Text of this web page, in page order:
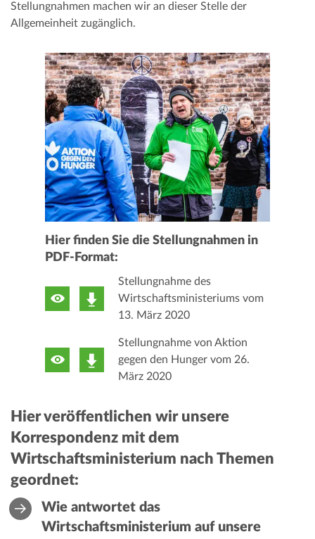
Stellungnahmen machen wir an dieser Stelle der
Allgemeinheit zugänglich.
Hier finden Sie die Stellungnahmen in
PDF-Format:
Stellungnahme des
Wirtschaftsministeriums vom
13. März 2020
Stellungnahme von Aktion
gegen den Hunger vom 26.
März 2020
Hier veröffentlichen wir unsere
Korrespondenz mit dem
Wirtschaftsministerium nach Themen
geordnet:
Wie antwortet das
Wirtschaftsministerium auf unsere